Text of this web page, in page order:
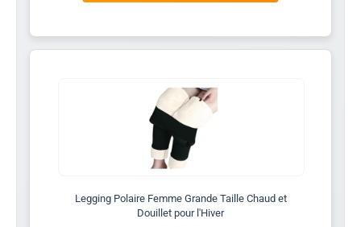
Legging Polaire Femme Grande Taille Chaud et
Douillet pour l'Hiver